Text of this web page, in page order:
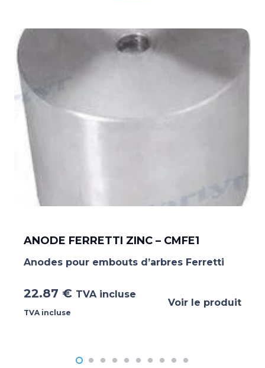
ANODE FERRETTI ZINC – CMFE1
Anodes pour embouts d’arbres Ferretti
22.87 € TVA incluse
TVA incluse
Voir le produit